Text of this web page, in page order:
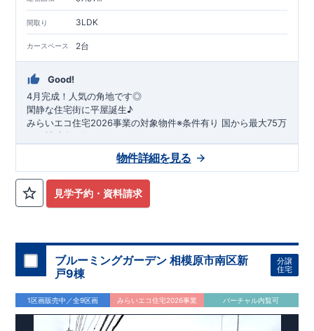
間取り 3LDK
カースペース 2台
Good!
4月完成！人気の角地です◎
閑静な住宅街に平屋誕生♪
​みらいエコ住宅2026事業の対象物件※条件有り 国から最大75万
円の補助金が得られます！
数料が差し引かれます。
​・玄関から直接洗面所・浴室
外から帰ってきたお子様も
​・
キッチンには 食器洗い機完備
​段差のないシームアンダーボウル仕様でお手入れ簡単◎
​・主寝室には
アクセントクロス使用♪
​↓↓クリックで詳細ご紹介
◆充実のアフターサポート◆
​東栄住宅では、お引き渡し後最大4回の無料点検と、最長60年
間の品質保証を実施。
見学予約・資料請求
物件詳細を見る
ブルーミングガーデン 相模原市南区新
戸9棟
分譲
住宅
1区画販売中／全9区画 みらいエコ住宅2026事業 バーチャル内覧可